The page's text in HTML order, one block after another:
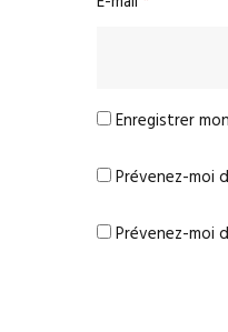
Enregistrer
Prévenez-moi
Prévenez-moi